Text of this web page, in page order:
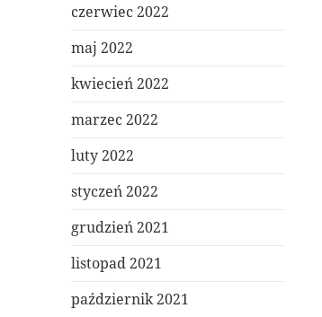
czerwiec 2022
maj 2022
kwiecień 2022
marzec 2022
luty 2022
styczeń 2022
grudzień 2021
listopad 2021
październik 2021